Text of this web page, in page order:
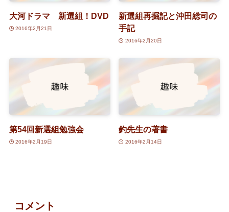
大河ドラマ 新選組！DVD
2016年2月21日
新選組再掘記と沖田総司の
手記
2016年2月20日
第54回新選組勉強会
2016年2月19日
釣先生の著書
2016年2月14日
コメント